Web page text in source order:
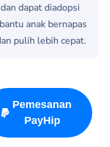
dapat diadopsi
anak bernapas
pulih lebih cepat.
Pemesanan
PayHip